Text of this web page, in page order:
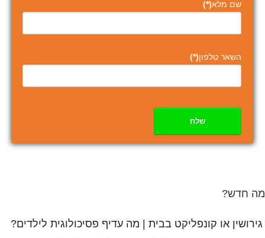
שם מלא(*)
השאר טלפון(*)
שלח
מה חדש?
גירושין או קונפליקט בבית | מה עדיף פסיכולוגית לילדים?